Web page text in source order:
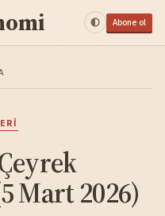
Abone ol
Mart 2026)